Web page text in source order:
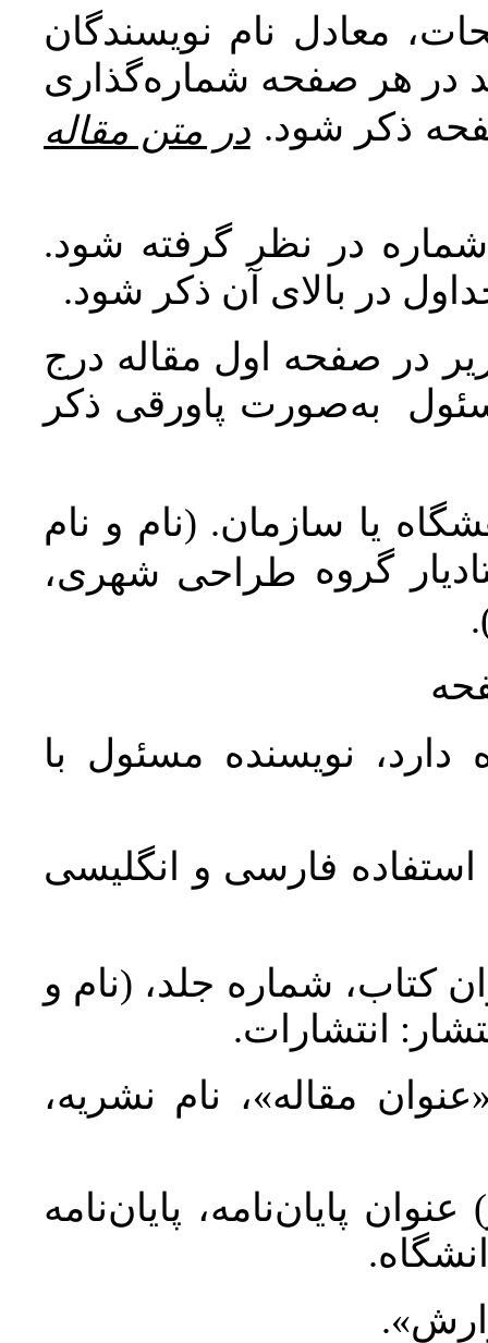
معادل نام نویسندگان
در هر صفحه شماره‌گذاری
ذکر شود. در متن مقاله
در نظر گرفته شود.
در بالای آن ذکر شود.
در صفحه اول مقاله درج
به‌صورت پاورقی ذکر
یا سازمان. (نام و نام
گروه طراحی شهری،
نویسنده مسئول با
استفاده فارسی و انگلیسی
کتاب، شماره جلد، (نام و
انتشارات.
مقاله»، نام نشریه،
پایان‌نامه، پایان‌نامه